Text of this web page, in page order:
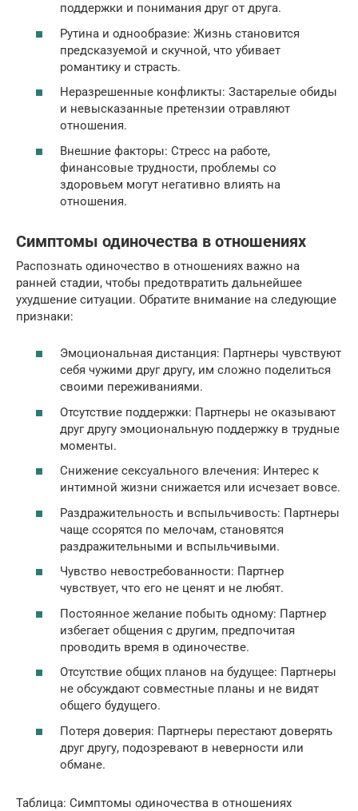
поддержки и понимания друг от друга.
Рутина и однообразие: Жизнь становится
предсказуемой и скучной, что убивает
романтику и страсть.
Неразрешенные конфликты: Застарелые обиды
и невысказанные претензии отравляют
отношения.
Внешние факторы: Стресс на работе,
финансовые трудности, проблемы со
здоровьем могут негативно влиять на
отношения.
Симптомы одиночества в отношениях
Распознать одиночество в отношениях важно на
ранней стадии, чтобы предотвратить дальнейшее
ухудшение ситуации. Обратите внимание на следующие
признаки:
Эмоциональная дистанция: Партнеры чувствуют
себя чужими друг другу, им сложно поделиться
своими переживаниями.
Отсутствие поддержки: Партнеры не оказывают
друг другу эмоциональную поддержку в трудные
моменты.
Снижение сексуального влечения: Интерес к
интимной жизни снижается или исчезает вовсе.
Раздражительность и вспыльчивость: Партнеры
чаще ссорятся по мелочам, становятся
раздражительными и вспыльчивыми.
Чувство невостребованности: Партнер
чувствует, что его не ценят и не любят.
Постоянное желание побыть одному: Партнер
избегает общения с другим, предпочитая
проводить время в одиночестве.
Отсутствие общих планов на будущее: Партнеры
не обсуждают совместные планы и не видят
общего будущего.
Потеря доверия: Партнеры перестают доверять
друг другу, подозревают в неверности или
обмане.
Таблица: Симптомы одиночества в отношениях